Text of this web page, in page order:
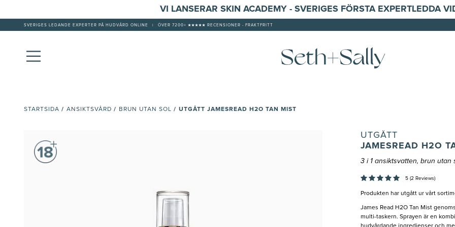
VI LANSERAR SKIN ACADEMY - SVERIGES FÖRSTA EXPERTLEDDA
SVERIGES LEDANDE EXPERTER PÅ HUDVÅRD ONLINE ÖVER 7200+ ★★★★★ RECENSIONER - FRAKTFRITT
STARTSIDA / ANSIKTSVÅRD / BRUN UTAN SOL / UTGÅTT JAMESREAD H2O TAN MIST
UTGÅTT
JAMESREAD H2O
3 i 1 ansiktsvatten, brun utan
5 (2 Reviews)
Produkten har utgått ur vårt
James Read H2O Tan Mist
multi-taskern. Sprayen är en